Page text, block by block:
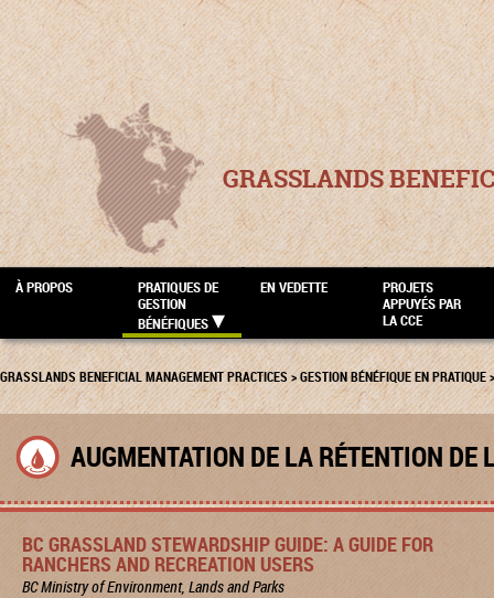
GRASSLANDS
À PROPOS
PRATIQUES DE
GESTION
BÉNÉFIQUES
EN VEDETTE
PROJETS
APPUYÉS PAR
LA CCE
GRASSLANDS BENEFICIAL MANAGEMENT PRACTICES>GESTION BÉNÉFIQUE EN PRATIQUE
AUGMENTATION DE LA RÉTENTION DE
BC GRASSLAND STEWARDSHIP GUIDE: A GUIDE FOR
RANCHERS AND RECREATION USERS
BC Ministry of Environment, Lands and Parks